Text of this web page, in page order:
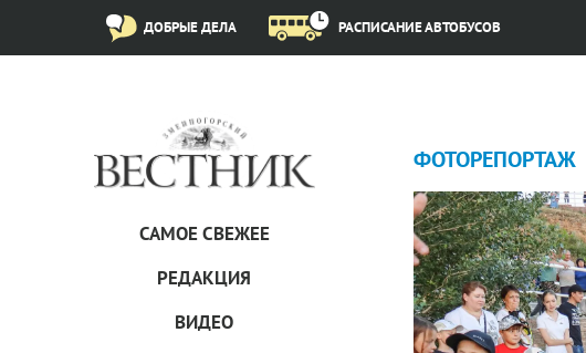
ДОБРЫЕ ДЕЛА РАСПИСАНИЕ АВТОБУСОВ
САМОЕ СВЕЖЕЕ
РЕДАКЦИЯ
ВИДЕО
ФОТОРЕПОРТАЖ